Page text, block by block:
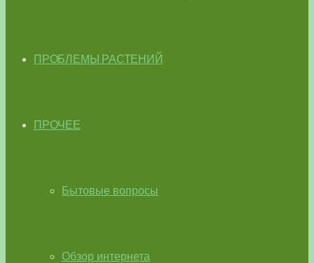
ПРОБЛЕМЫ РАСТЕНИЙ
ПРОЧЕЕ
Бытовые вопросы
Обзор интернета